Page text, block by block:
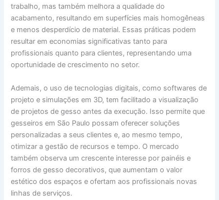
trabalho, mas também melhora a qualidade do
acabamento, resultando em superfícies mais homogêneas
e menos desperdício de material. Essas práticas podem
resultar em economias significativas tanto para
profissionais quanto para clientes, representando uma
oportunidade de crescimento no setor.
Ademais, o uso de tecnologias digitais, como softwares de
projeto e simulações em 3D, tem facilitado a visualização
de projetos de gesso antes da execução. Isso permite que
gesseiros em São Paulo possam oferecer soluções
personalizadas a seus clientes e, ao mesmo tempo,
otimizar a gestão de recursos e tempo. O mercado
também observa um crescente interesse por painéis e
forros de gesso decorativos, que aumentam o valor
estético dos espaços e ofertam aos profissionais novas
linhas de serviços.